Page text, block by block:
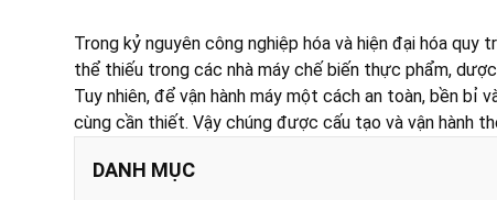
Trong kỷ nguyên công nghiệp hóa và hiện đại hóa
thể thiếu trong các nhà máy chế biến thực phẩm,
Tuy nhiên, để vận hành máy một cách an toàn, bền
cùng cần thiết. Vậy chúng được cấu tạo và vận hành
DANH MỤC